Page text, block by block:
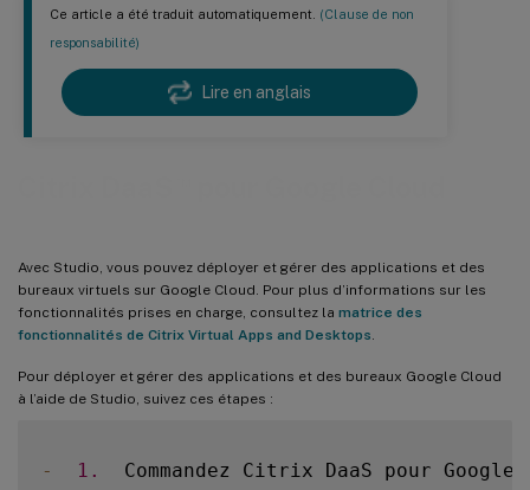
Ce article a été traduit automatiquement. (Clause de non
responsabilité)
Lire en anglais
Avec Studio, vous pouvez déployer et gérer des applications et des
bureaux virtuels sur Google Cloud. Pour plus d’informations sur les
fonctionnalités prises en charge, consultez la matrice des
fonctionnalités de Citrix Virtual Apps and Desktops
Pour déployer et gérer des applications et des bureaux Google Cloud
à l’aide de Studio, suivez ces étapes :
- 1.
Commandez Citrix DaaS pour